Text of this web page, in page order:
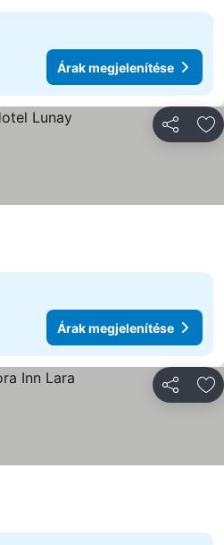
Árak megjelenítése
Árak megjelenítése